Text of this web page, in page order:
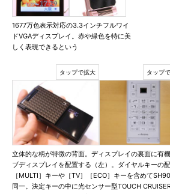
1677万色表示対応の3.3インチフルワイ
ドVGAディスプレイ。赤や緑色を特に美
しく表現できるという
立体的な柄が特徴の背面。ディスプレイの裏面に有
ブディスプレイを配置する（左）。ダイヤルキーの
［MULTI］キーや［TV］［ECO］キーを含めて
同一。決定キーの中に光センサー型TOUCH